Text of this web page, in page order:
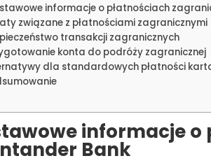
informacje o płatnościach
związane z płatnościami zagranicznymi
transakcji zagranicznych
konta do podróży zagranicznej
dla standardowych płatności
informacje
Bank